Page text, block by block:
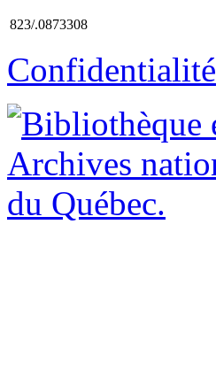
823/.0873308
Confidentialité